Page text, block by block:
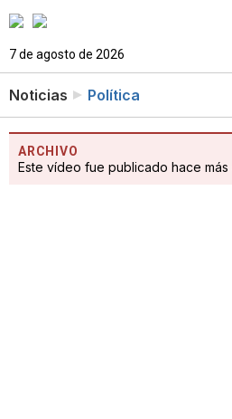
7 de agosto de 2026
Noticias Política
ARCHIVO
Este vídeo fue publicado hace más